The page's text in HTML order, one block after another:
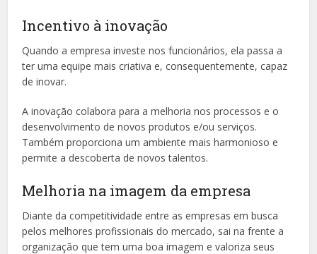
Incentivo à inovação
Quando a empresa investe nos funcionários, ela passa a
ter uma equipe mais criativa e, consequentemente, capaz
de inovar.
A inovação colabora para a melhoria nos processos e o
desenvolvimento de novos produtos e/ou serviços.
Também proporciona um ambiente mais harmonioso e
permite a descoberta de novos talentos.
Melhoria na imagem da empresa
Diante da competitividade entre as empresas em busca
pelos melhores profissionais do mercado, sai na frente a
organização que tem uma boa imagem e valoriza seus